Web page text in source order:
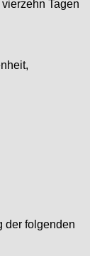
Tagen
der folgenden